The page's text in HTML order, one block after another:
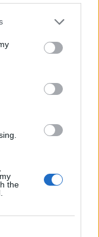
the
Landkreis
l.-
16l.- 0,00€
l.-16l.- 0,00€